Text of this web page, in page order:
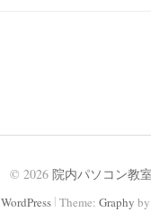
© 2026 院内パソコン教室
WordPress | Theme: Graphy